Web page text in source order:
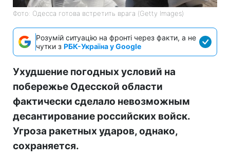
Фото: Одесса готова встретить врага (Getty Images)
Розумій ситуацію на фронті через факти, а не
чутки з РБК-Україна у Google
Ухудшение погодных условий на
побережье Одесской области
фактически сделало невозможным
десантирование российских войск.
Угроза ракетных ударов, однако,
сохраняется.